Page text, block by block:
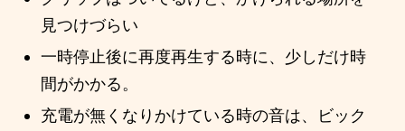
見つけづらい
一時停止後に再度再生する時に、少しだけ時
間がかかる。
充電が無くなりかけている時の音は、ビック